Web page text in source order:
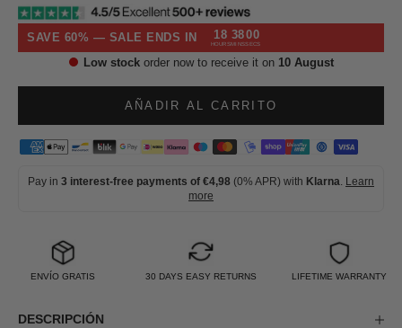
SAVE 60% — SALE ENDS IN 18
HOURS
37
MINS
59
SECS
Low stockorder now to receive it on 10 August
AÑADIR AL CARRITO
Pay in 3 interest-free payments of €4,98 (0% APR) with Klarna. Learn
more
ENVÍO GRATIS 30 DAYS EASY RETURNS LIFETIME WARRANTY
DESCRIPCIÓN